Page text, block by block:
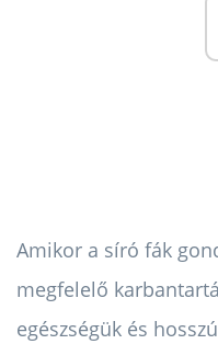
Amikor a síró fák
megfelelő
egészségük és